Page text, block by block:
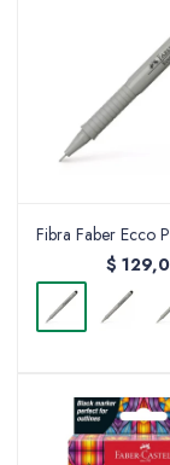
Fibra Faber Ecco
$